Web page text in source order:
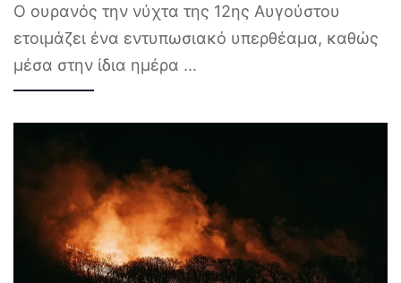
Ο ουρανός την νύχτα της 12ης Αυγούστου
ετοιμάζει ένα εντυπωσιακό υπερθέαμα, καθώς
μέσα στην ίδια ημέρα ...